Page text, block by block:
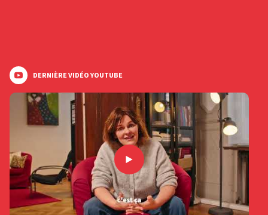
DERNIÈRE VIDÉO YOUTUBE